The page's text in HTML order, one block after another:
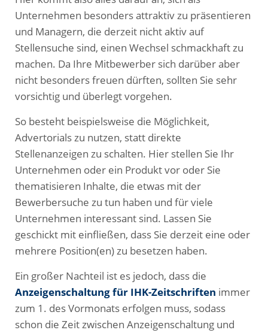
Unternehmen besonders attraktiv zu präsentieren
und Managern, die derzeit nicht aktiv auf
Stellensuche sind, einen Wechsel schmackhaft zu
machen. Da Ihre Mitbewerber sich darüber aber
nicht besonders freuen dürften, sollten Sie sehr
vorsichtig und überlegt vorgehen.
So besteht beispielsweise die Möglichkeit,
Advertorials zu nutzen, statt direkte
Stellenanzeigen zu schalten. Hier stellen Sie Ihr
Unternehmen oder ein Produkt vor oder Sie
thematisieren Inhalte, die etwas mit der
Bewerbersuche zu tun haben und für viele
Unternehmen interessant sind. Lassen Sie
geschickt mit einfließen, dass Sie derzeit eine oder
mehrere Position(en) zu besetzen haben.
Ein großer Nachteil ist es jedoch, dass die
Anzeigenschaltung für IHK-Zeitschriften immer
zum 1. des Vormonats erfolgen muss, sodass
schon die Zeit zwischen Anzeigenschaltung und